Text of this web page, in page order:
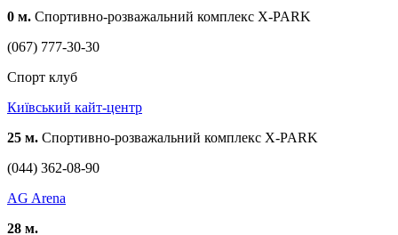
0 м. Спортивно-розважальний комплекс X-PARK
(067) 777-30-30
Спорт клуб
Київський кайт-центр
25 м. Спортивно-розважальний комплекс X-PARK
(044) 362-08-90
AG Arena
28 м.